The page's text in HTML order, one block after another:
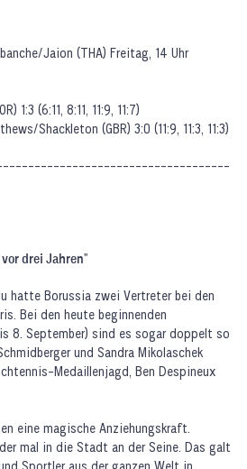
Jaion (THA) Freitag, 14 Uhr
1:3 (6:11, 8:11, 11:9, 11:7)
Shackleton (GBR) 3:0 (11:9, 11:3, 11:3)
drei Jahren"
hatte Borussia zwei Vertreter bei den
Bei den heute beginnenden
8. September) sind es sogar doppelt so
und Sandra Mikolaschek
Medaillenjagd, Ben Despineux
eine magische Anziehungskraft.
mal in die Stadt an der Seine. Das galt